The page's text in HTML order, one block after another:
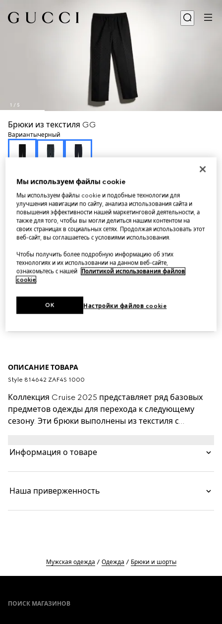
1 / 5
Брюки из текстиля GG
Вариантычерный
ОПИСАНИЕ ТОВАРА
Style ‎814642 ZAF4S 1000
Коллекция Cruise 2025 представляет ряд базовых
предметов одежды для перехода к следующему
сезону. Эти брюки выполнены из текстиля с
Информация о товаре
Наша приверженность
Мужская одежда Одежда Брюки и шорты
ПОИСК МАГАЗИНОВ
Мы используем файлы cookie
Мы используем файлы cookie и подобные технологии для
улучшения навигации по сайту, анализа использования сайта и
повышения эффективности нашей маркетинговой деятельности, а
также для того, чтобы вы могли делиться нашим контентом на
своих страницах в социальных сетях. Продолжая использовать этот
веб-сайт, вы соглашаетесь с условиями использования.
Чтобы получить более подробную информацию об этих
технологиях и их использовании на данном веб-сайте,
ознакомьтесь с нашей
Политикой использования файлов
cookie.
Настройки файлов cookie
OK